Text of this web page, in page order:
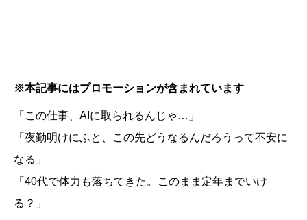
※本記事にはプロモーションが含まれています
「この仕事、AIに取られるんじゃ…」
「夜勤明けにふと、この先どうなるんだろうって不安に
なる」
「40代で体力も落ちてきた。このまま定年までいけ
る？」